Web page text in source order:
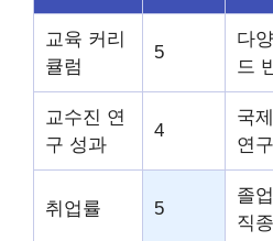
교육 커리
큘럼
5
다
드
교수진 연
구 성과
4
국
연
취업률 5
졸
직